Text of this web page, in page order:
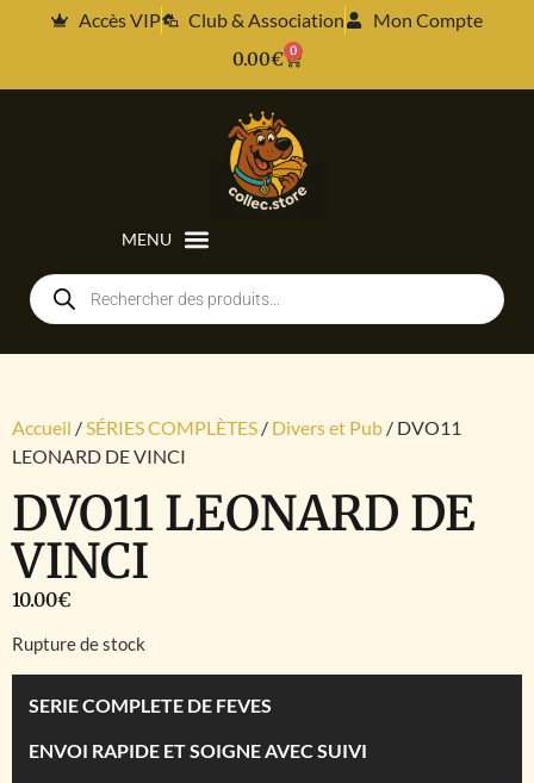
Accès VIP Club & Association
Mon Compte
0.00€ 0
Accueil /SÉRIES COMPLÈTES / Divers et Pub / DVO11
LEONARD DE VINCI
DVO11 LEONARD DE
VINCI
10.00€
Rupture de stock
SERIE COMPLETE DE FEVES
ENVOI RAPIDE ET SOIGNE AVEC SUIVI